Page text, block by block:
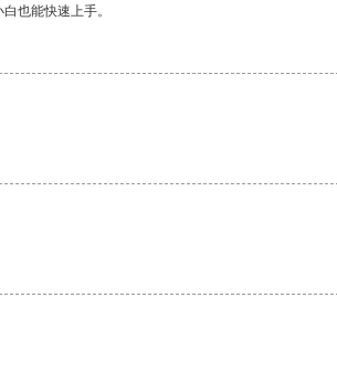
也能快速上手。